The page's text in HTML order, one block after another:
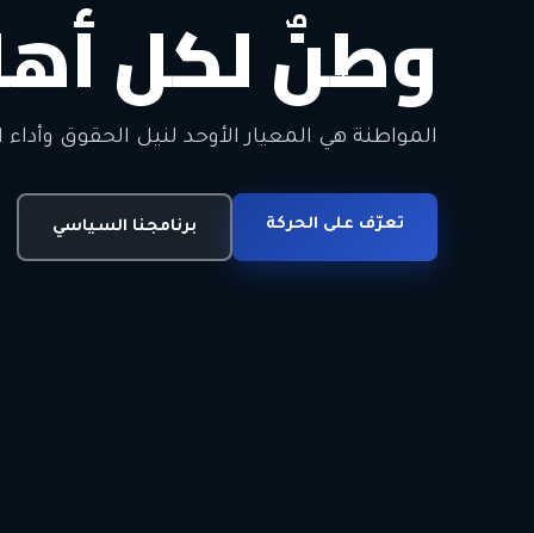
وطنٌ لكل
المواطنة هي المعيار الأوحد لنيل الحقوق وأداء
تعرّف على الحركة برنامجنا السياسي
معاً من أجل
الحرية • الوحدة • السلام • الديمقراطية
انضم للحركة اتصل بنا